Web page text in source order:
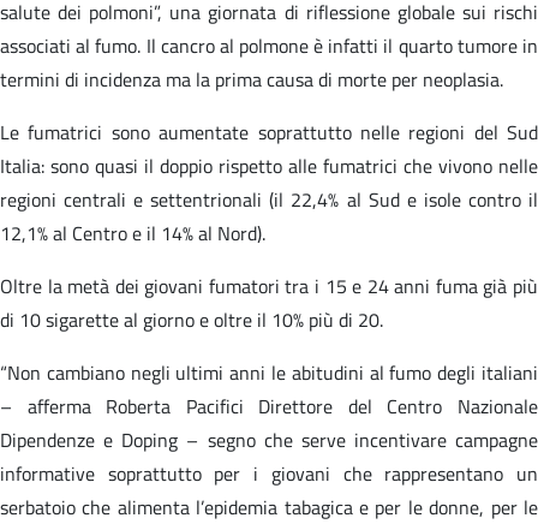
salute dei polmoni”, una giornata di riflessione globale sui rischi
associati al fumo. Il cancro al polmone è infatti il quarto tumore in
termini di incidenza ma la prima causa di morte per neoplasia.
Le fumatrici sono aumentate soprattutto nelle regioni del Sud
Italia: sono quasi il doppio rispetto alle fumatrici che vivono nelle
regioni centrali e settentrionali (il 22,4% al Sud e isole contro il
12,1% al Centro e il 14% al Nord).
Oltre la metà dei giovani fumatori tra i 15 e 24 anni fuma già più
di 10 sigarette al giorno e oltre il 10% più di 20.
“Non cambiano negli ultimi anni le abitudini al fumo degli italiani
– afferma Roberta Pacifici Direttore del Centro Nazionale
Dipendenze e Doping – segno che serve incentivare campagne
informative soprattutto per i giovani che rappresentano un
serbatoio che alimenta l’epidemia tabagica e per le donne, per le